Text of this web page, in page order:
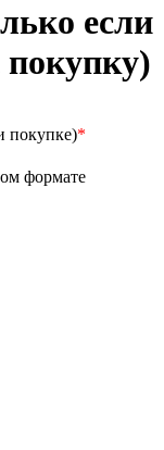
если
покупке)*
формате